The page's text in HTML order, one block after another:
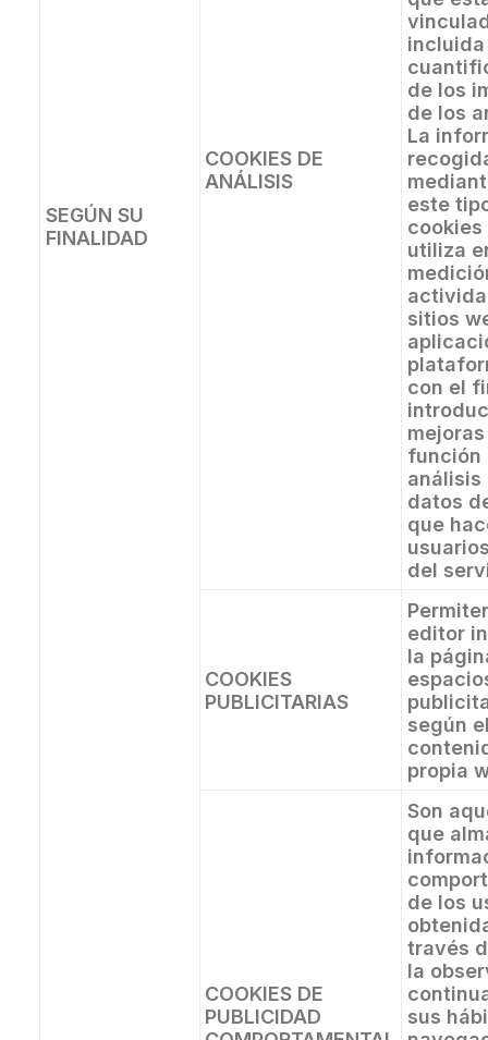
SEGÚN SU
FINALIDAD
COOKIES DE
ANÁLISIS
de los
de los
La
este
cookies
utiliza
sitios
con el
función
análisis
datos
que
del
COOKIES
PUBLICITARIAS
editor
la
según
propia
COOKIES DE
PUBLICIDAD
Son
que
de los
través
la
sus